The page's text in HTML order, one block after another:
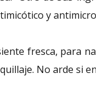
y
fresca, para
No arde si